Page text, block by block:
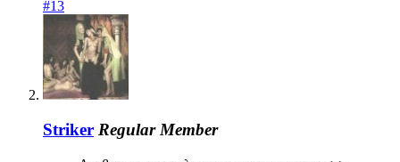
#13
Striker Regular Member